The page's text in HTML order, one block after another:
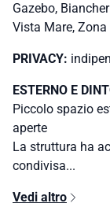
Gazebo,
Vista Mare,
PRIVACY:
ESTERNO E
Piccolo spazio
aperte
La struttura ha
condivisa...
Vedi altro